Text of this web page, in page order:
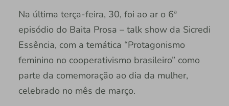
Na última terça-feira, 30, foi ao ar o 6ª
episódio do Baita Prosa – talk show da Sicredi
Essência, com a temática “Protagonismo
feminino no cooperativismo brasileiro” como
parte da comemoração ao dia da mulher,
celebrado no mês de março.